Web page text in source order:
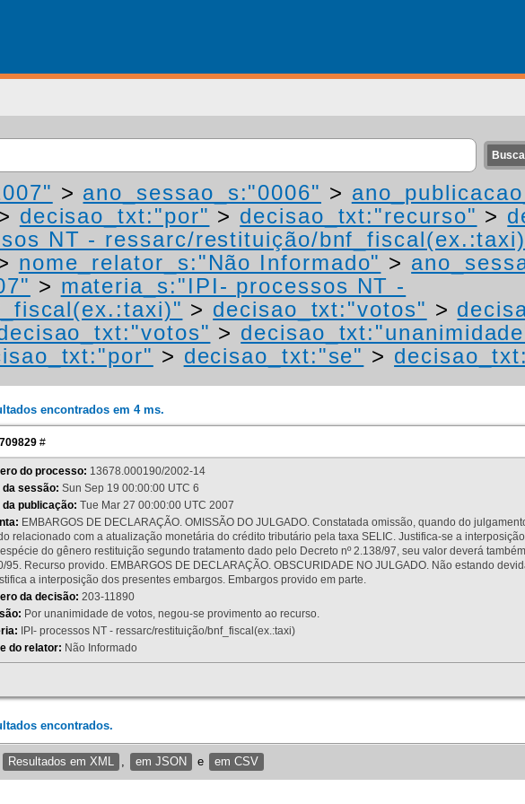
> ano_sessao_s:"0006" >
decisao_txt:"por" > decisao_txt:"recurso" >
NT - ressarc/restituição/
nome_relator_s:"Não Informado" >
> materia_s:"IPI- processos NT -
> decisao_txt:"votos" >
>
> decisao_txt:"se" >
encontrados em 4 ms.
#
do processo: 13678.000190/2002-14
da sessão: Sun Sep 19 00:00:00 UTC 6
da publicação: Tue Mar 27 00:00:00 UTC 2007
EMBARGOS DE DECLARAÇÃO. OMISSÃO DO JULGADO. Constatada omissão, quando do
relacionado com a atualização monetária do crédito tributário pela taxa SELIC. Justifica-se a
do gênero restituição segundo tratamento dado pelo Decreto nº 2.138/97, seu valor deverá
95. Recurso provido. EMBARGOS DE DECLARAÇÃO. OBSCURIDADE NO JULGADO. Não estando
a interposição dos presentes embargos. Embargos provido em parte.
da decisão: 203-11890
Por unanimidade de votos, negou-se provimento ao recurso.
IPI- processos NT - ressarc/restituição/bnf_fiscal(ex.:taxi)
do relator: Não Informado
encontrados.
Resultados em XML em JSON e em CSV